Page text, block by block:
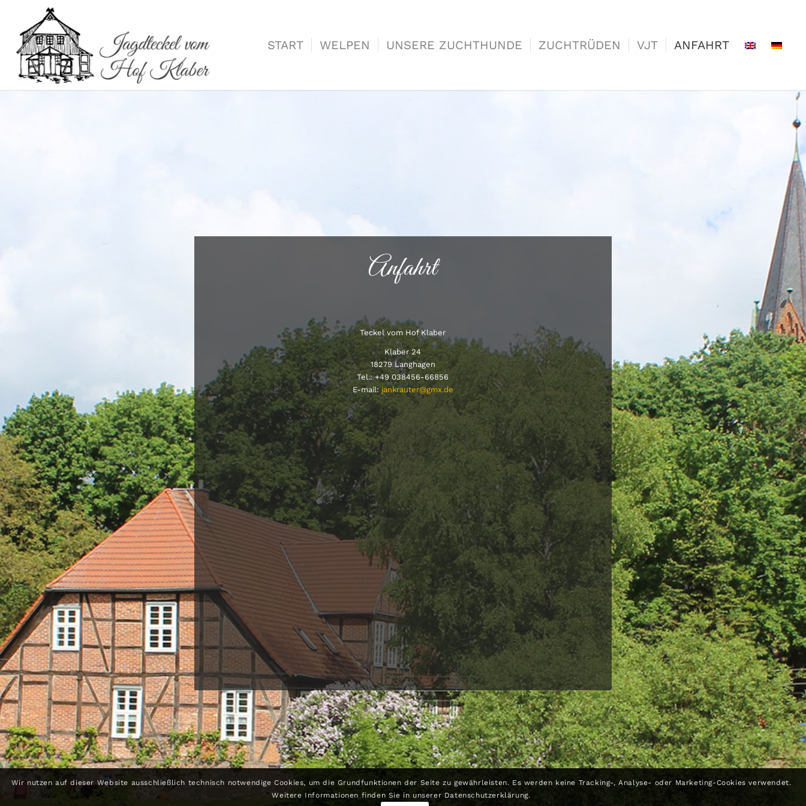
START WELPEN UNSERE ZUCHTHUNDE ZUCHTRÜDEN VJT ANFAHRT
Anfahrt
Teckel vom Hof Klaber
Klaber 24
18279 Langhagen
Tel.: +49 038456-66856
E-mail: jankrauter@gmx.de
Wir nutzen auf dieser Website ausschließlich technisch notwendige Cookies, um die Grundfunktionen der Seite zu gewährleisten. Es werden keine Tracking-, Analyse- oder Marketing-Cookies verwendet.
Weitere Informationen finden Sie in unserer Datenschutzerklärung.